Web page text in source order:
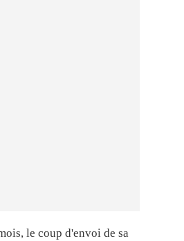
le coup d'envoi de sa